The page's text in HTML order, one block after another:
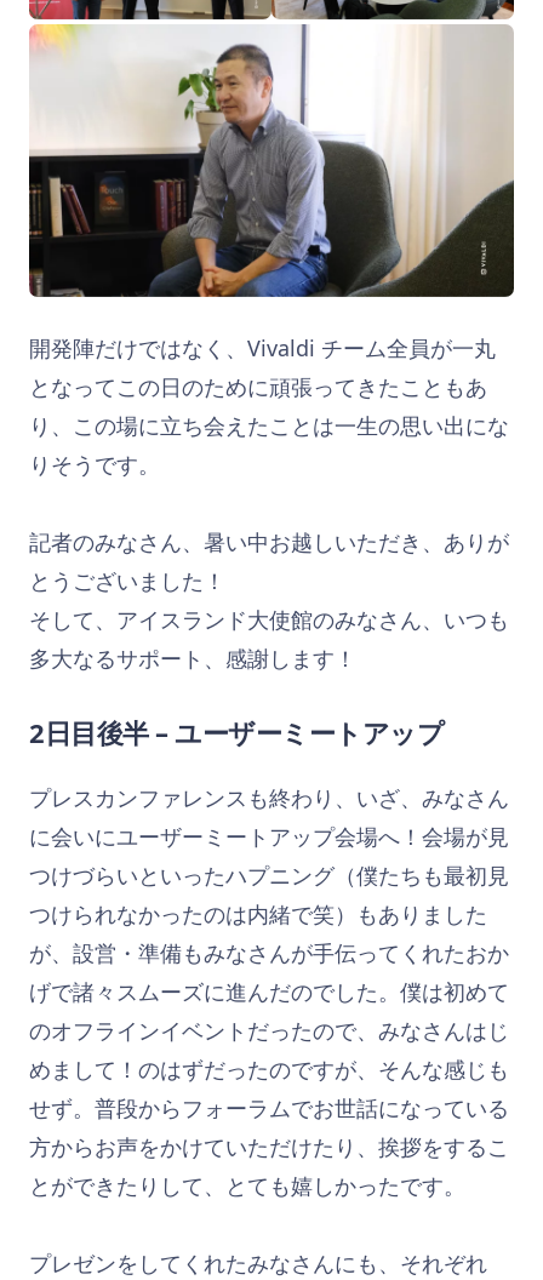
開発陣だけではなく、Vivaldi チーム全員が一丸
となってこの日のために頑張ってきたこともあ
り、この場に立ち会えたことは一生の思い出にな
りそうです。
記者のみなさん、暑い中お越しいただき、ありが
とうございました！
そして、アイスランド大使館のみなさん、いつも
多大なるサポート、感謝します！
2日目後半 – ユーザーミートアップ
プレスカンファレンスも終わり、いざ、みなさん
に会いにユーザーミートアップ会場へ！会場が見
つけづらいといったハプニング（僕たちも最初見
つけられなかったのは内緒で笑）もありました
が、設営・準備もみなさんが手伝ってくれたおか
げで諸々スムーズに進んだのでした。僕は初めて
のオフラインイベントだったので、みなさんはじ
めまして！のはずだったのですが、そんな感じも
せず。普段からフォーラムでお世話になっている
方からお声をかけていただけたり、挨拶をするこ
とができたりして、とても嬉しかったです。
プレゼンをしてくれたみなさんにも、それぞれ